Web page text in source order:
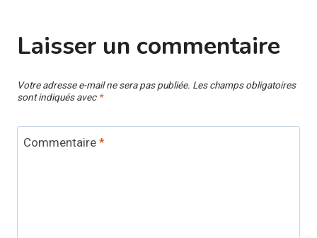
Laisser un commentaire
Votre adresse e-mail ne sera pas publiée. Les champs obligatoires
sont indiqués avec *
Commentaire *